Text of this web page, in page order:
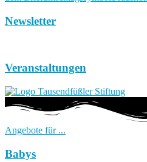
Newsletter
Veranstaltungen
Angebote für ...
Babys